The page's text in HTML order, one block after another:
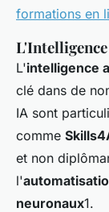
formations en
L'intelligence
clé dans de
IA sont
comme
et non
l'
neuronaux1.